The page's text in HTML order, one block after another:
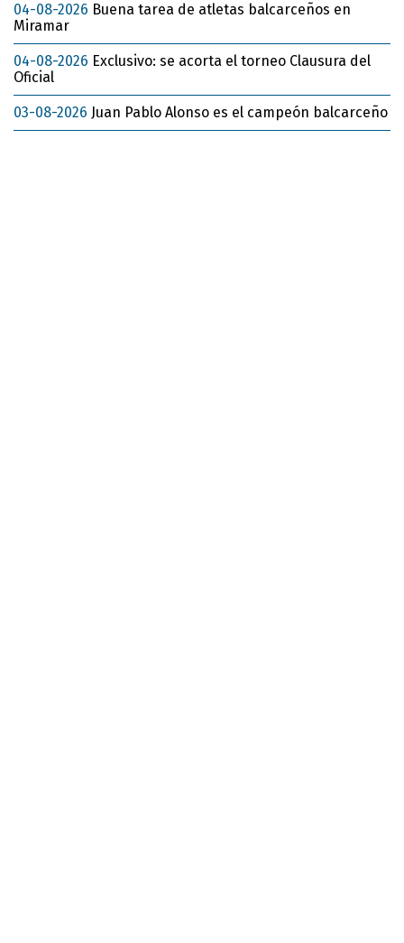
04-08-2026 Buena tarea de atletas balcarceños en
Miramar
04-08-2026 Exclusivo: se acorta el torneo Clausura del
Oficial
03-08-2026 Juan Pablo Alonso es el campeón balcarceño